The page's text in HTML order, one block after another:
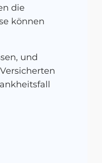
die
können
und